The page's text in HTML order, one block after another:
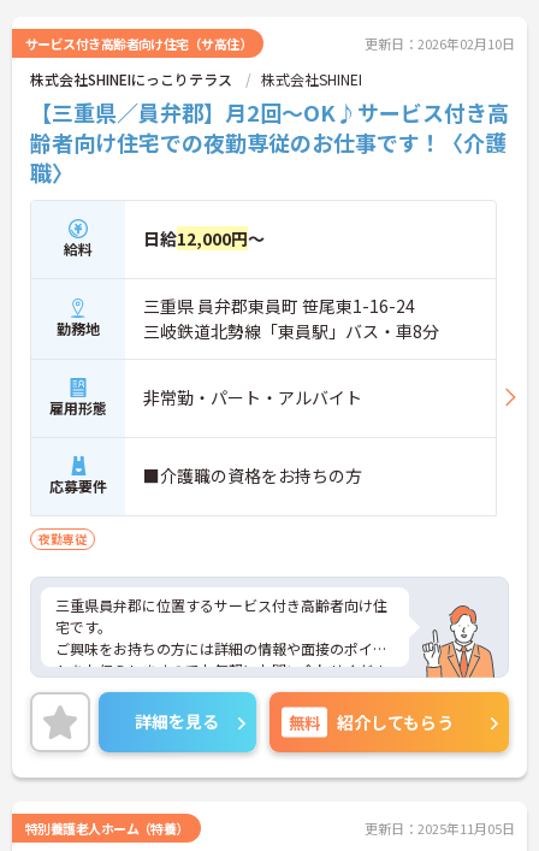
サービス付き高齢者向け住宅（サ高住） 更新日：2026年02月10日
株式会社SHINEIにっこりテラス 株式会社SHINEI
【三重県／員弁郡】月2回～OK♪サービス付き高
齢者向け住宅での夜勤専従のお仕事です！〈介護
職〉
給料 日給12,000円～
勤務地
三重県 員弁郡東員町 笹尾東1-16-24
三岐鉄道北勢線「東員駅」バス・車8分
雇用形態 非常勤・パート・アルバイト
応募要件 ■介護職の資格をお持ちの方
夜勤専従
三重県員弁郡に位置するサービス付き高齢者向け住
宅です。
ご興味をお持ちの方には詳細の情報や面接のポイン
トをお伝えしますのでお気軽にお問い合わせくださ
いませ。
詳細を見る 無料 紹介してもらう
特別養護老人ホーム（特養） 更新日：2025年11月05日